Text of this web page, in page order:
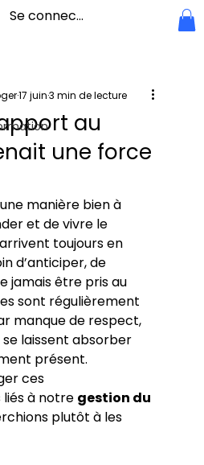
Se connecter
au
une force
17 juin3 min de lecture
manière bien à
et de vivre le
toujours en
d’anticiper, de
jamais être pris au
sont régulièrement
manque de respect,
se laissent absorber
présent.
ces
à notre gestion du
plutôt à les